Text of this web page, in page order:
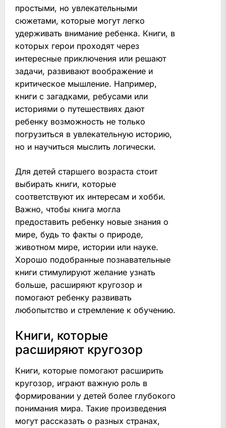
простыми, но увлекательными
сюжетами, которые могут легко
удерживать внимание ребенка. Книги, в
которых герои проходят через
интересные приключения или решают
задачи, развивают воображение и
критическое мышление. Например,
книги с загадками, ребусами или
историями о путешествиях дают
ребенку возможность не только
погрузиться в увлекательную историю,
но и научиться мыслить логически.
Для детей старшего возраста стоит
выбирать книги, которые
соответствуют их интересам и хобби.
Важно, чтобы книга могла
предоставить ребенку новые знания о
мире, будь то факты о природе,
животном мире, истории или науке.
Хорошо подобранные познавательные
книги стимулируют желание узнать
больше, расширяют кругозор и
помогают ребенку развивать
любопытство и стремление к обучению.
Книги, которые
расширяют кругозор
Книги, которые помогают расширить
кругозор, играют важную роль в
формировании у детей более глубокого
понимания мира. Такие произведения
могут рассказать о разных странах,